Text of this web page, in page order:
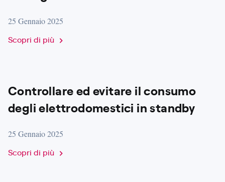
25 Gennaio 2025
Scopri di più
Controllare ed evitare il consumo
degli elettrodomestici in standby
25 Gennaio 2025
Scopri di più